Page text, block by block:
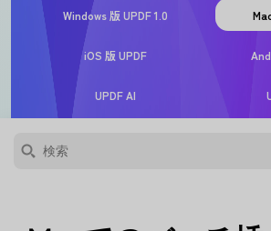
Windows 版 UPDF 1.0
iOS 版 UPDF
UPDF AI